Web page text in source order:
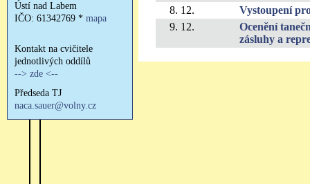
8. 12.
Vystoupení
9. 12.
Ocenění
zásluhy a